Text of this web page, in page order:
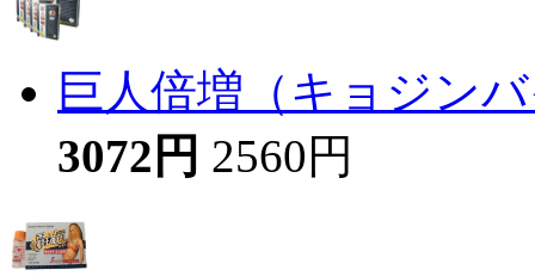
巨人倍増（キョジン
3072円 2560円